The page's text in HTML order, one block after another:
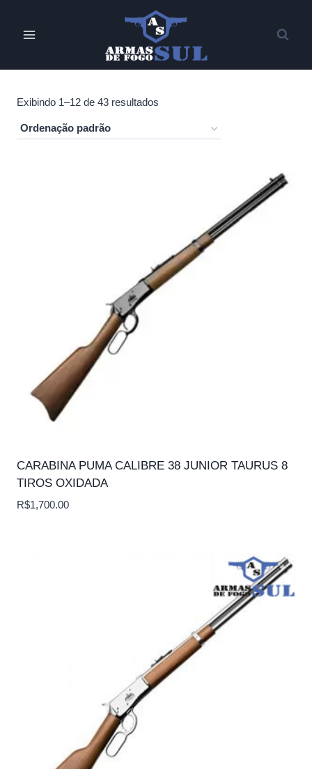
Exibindo 1–12 de 43 resultados
CARABINA PUMA CALIBRE 38 JUNIOR TAURUS 8
TIROS OXIDADA
R$1,700.00